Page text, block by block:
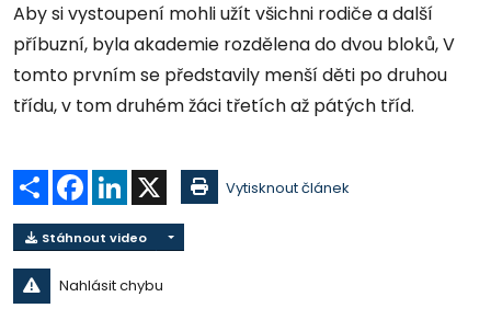
Aby si vystoupení mohli užít všichni rodiče a další
příbuzní, byla akademie rozdělena do dvou bloků, V
tomto prvním se představily menší děti po druhou
třídu, v tom druhém žáci třetích až pátých tříd.
Sdílet Facebook
LinkedIn Vytisknout článek
Stáhnout video
Nahlásit chybu